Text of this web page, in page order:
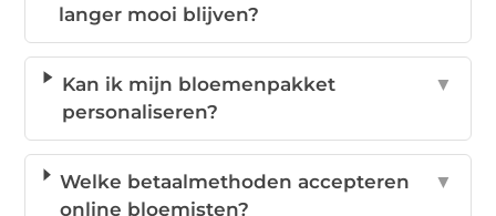
langer mooi blijven?
Kan ik mijn bloemenpakket
personaliseren?
▼
Welke betaalmethoden accepteren
online bloemisten?
▼